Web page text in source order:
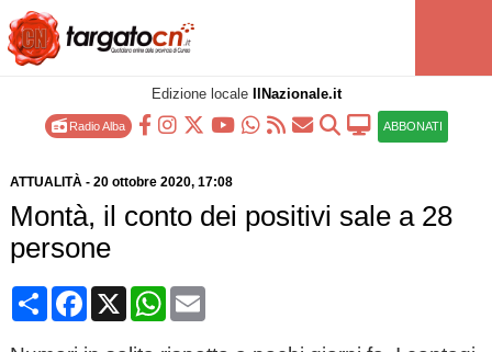
Edizione locale IlNazionale.it
Radio Alba ABBONATI
ATTUALITÀ- 20 ottobre 2020, 17:08
Montà, il conto dei positivi sale a 28
persone
CondividiFacebook
X WhatsApp
Email